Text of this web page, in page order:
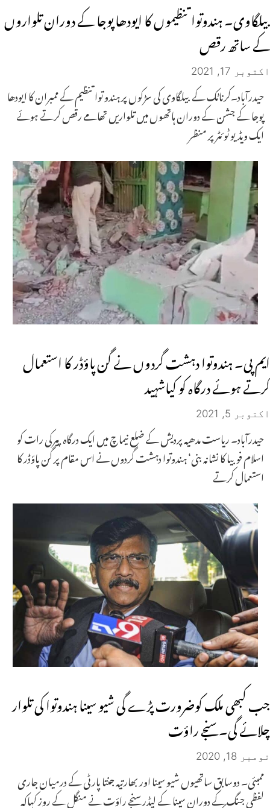
بیلگاوی۔ ہندوتوا تنظیموں کا ایودھا پوجا کے دوران تلواروں
کے ساتھ رقص
اکتوبر 17, 2021
حیدرآباد۔کرناٹک کے بیلگاوی کی سڑکوں پر ہندو توا تنظیم کے ممبران کا ایودھا
پوجا کے جشن کے دوران ہاتھوں میں تلواریں تھامے رقص کرتے ہوئے
ایک ویڈیو ٹوئٹر پر منظر
ایم پی۔ ہندوتوا دہشت گردوں نے گن پاؤڈر کا استعمال
کرتے ہوئے درگاہ کو کیاشہید
اکتوبر 5, 2021
حیدرآباد۔ ریاست مدھیہ پردیش کے ضلع نیماچ میں ایک درگاہ پیرکی رات کو
اسلام فوبیا کا نشانہ بنی‘ ہندوتوا دہشت گردوں نے اس مقام پر گن پاؤڈر کا
استعمال کرتے
جب کبھی ملک کوضرورت پڑے گی شیو سینا ہندوتوا کی تلوار
چلائے گی۔ سنجے راؤت
نومبر 18, 2020
ممبئی۔ دوسابق ساتھیوں شیو سینا اور بھارتیہ جنتا پارٹی کے درمیان جاری
لفظی جنگ کے دوران سینا کے لیڈر سنجے راؤت نے منگل کے روز کہاکہ